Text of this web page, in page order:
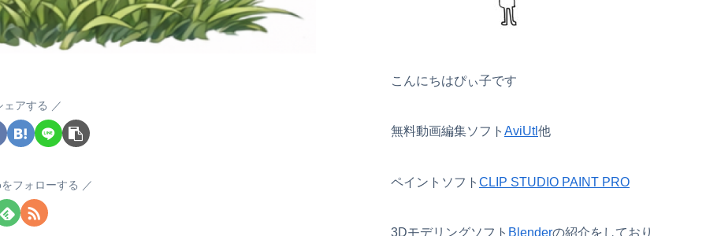
ェアする
フォローする
こんにちはぴぃ子です
無料動画編集ソフト AviUtl他
ペイントソフト CLIP STUDIO PAINT PRO
3Dモデリングソフト Blenderの紹介をしており